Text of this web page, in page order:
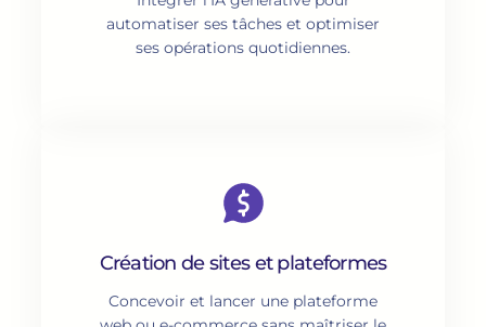
automatiser ses tâches et optimiser
ses opérations quotidiennes.
Création de sites et plateformes
Concevoir et lancer une plateforme